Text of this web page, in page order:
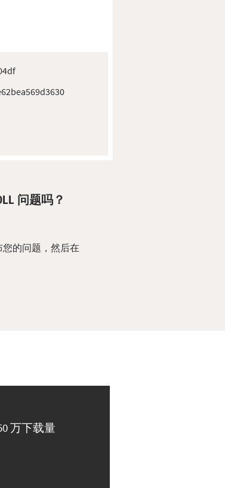
问题吗？
的问题，然后在
万下载量